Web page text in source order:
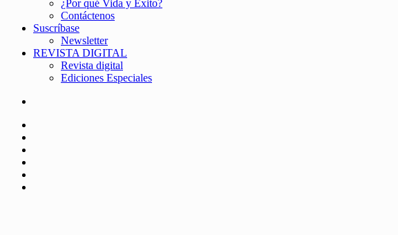
¿Por qué Vida y Éxito?
Contáctenos
Suscríbase
Newsletter
REVISTA DIGITAL
Revista digital
Ediciones Especiales